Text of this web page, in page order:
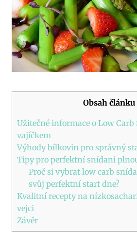
Obsah článku
Užitečné informace o Low Carb
vajíčkem
Výhody bílkovin pro správný
Tipy pro perfektní snídani
Proč si vybrat low carb
svůj perfektní start dne?
Kvalitní recepty na
vejci
Závěr